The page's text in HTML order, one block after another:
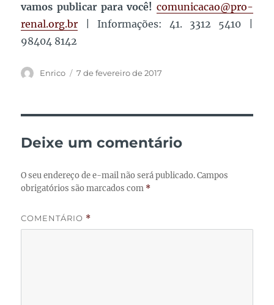
vamos publicar para você! comunicacao@pro-
renal.org.br | Informações: 41. 3312 5410 |
98404 8142
Autor
Enrico
Publicado
7 de fevereiro de 2017
Deixe um comentário
O seu endereço de e-mail não será publicado. Campos
obrigatórios são marcados com *
COMENTÁRIO *